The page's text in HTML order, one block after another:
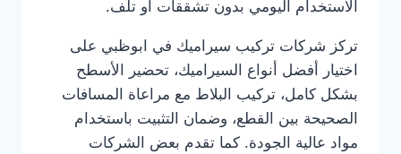
الاستخدام اليومي بدون تشققات أو تلف.
تركز شركات تركيب سيراميك في ابوظبي على
اختيار أفضل أنواع السيراميك، تحضير الأسطح
بشكل كامل، تركيب البلاط مع مراعاة المسافات
الصحيحة بين القطع، وضمان التثبيت باستخدام
مواد عالية الجودة. كما تقدم بعض الشركات